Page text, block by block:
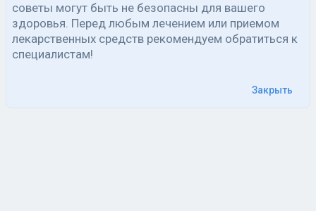
советы могут быть не безопасны для вашего
здоровья. Перед любым лечением или приемом
лекарственных средств рекомендуем обратиться к
специалистам!
Закрыть